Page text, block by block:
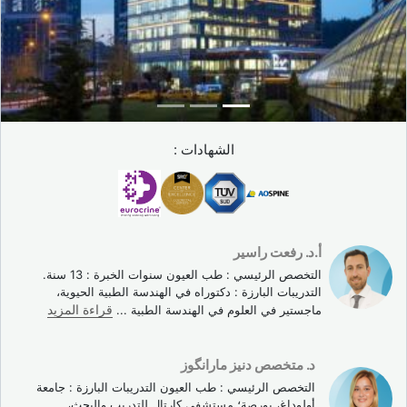
إليك ما يحدث خطوة بخطوة:
قطرات مخدرة موضعيةتُوضع في العين، الإجراء خالٍ تمامًا من
الألم.
تعقيمسطح العين والجفنين بمحلول البوفيدون اليودي.
يُدخل الطبيب إبرة رفيعة جدًا في الجسم الزجاجي ويُحقن
وإزالة الجفّان. لا حاجة لضمادة أو رقعة.
تغادر العيادة في نفس اليوم. يُلاحظ معظم المرضى فقط بعض
الأجسام الطافية الخفيفة أو احمرارًا طفيفًا، وكلاهما يزول عادةً خلال
كم عدد الجلسات التي أحتاجها؟
الشهادات :
أ.د. رفعت راسیر
التخصص الرئيسي : طب العيون سنوات الخبرة : 13 سنة.
التدريبات البارزة : دكتوراه في الهندسة الطبية الحيوية،
ماجستير في العلوم في الهندسة الطبية ... قراءة المزيد
د. متخصص دنیز مارانگوز
التخصص الرئيسي : طب العيون التدريبات البارزة : جامعة